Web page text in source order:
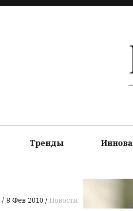
Тренды
8 Фев 2010 Новости